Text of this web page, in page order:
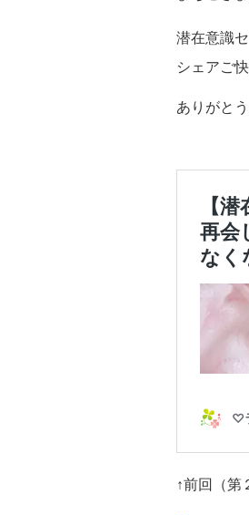
潜在意識
シェアご
ありがと
↑前回（第